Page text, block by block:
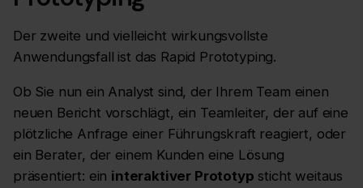
Der zweite und vielleicht wirkungsvollste
Anwendungsfall ist das Rapid Prototyping.
Ob Sie nun ein Analyst sind, der Ihrem Team einen
neuen Bericht vorschlägt, ein Teamleiter, der auf eine
plötzliche Anfrage einer Führungskraft reagiert, oder
ein Berater, der einem Kunden eine Lösung
präsentiert: ein interaktiver Prototyp sticht weitaus